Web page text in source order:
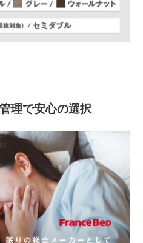
理で安心の選択